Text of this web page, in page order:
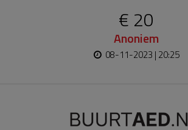
€ 20
Anoniem
08-11-2023 | 20:25